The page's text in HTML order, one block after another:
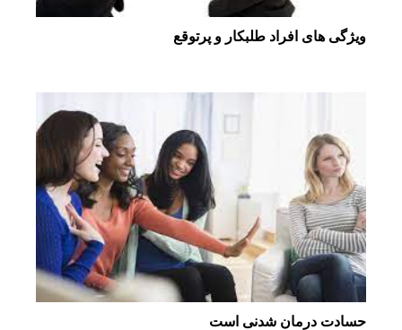
ویژگی های افراد طلبکار و پرتوقع
حسادت درمان شدنی است